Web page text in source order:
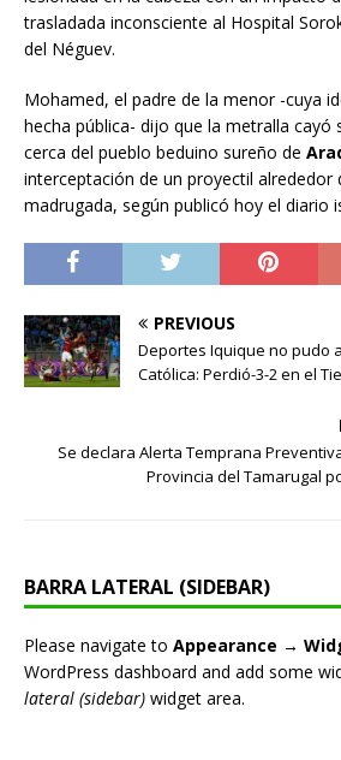
trasladada inconsciente al Hospital
del Néguev.
Mohamed, el padre de la menor -cuya
hecha pública- dijo que la metralla cayó
cerca del pueblo beduino sureño de
interceptación de un proyectil alrededor
madrugada, según publicó hoy el diario
PREVIOUS
Deportes Iquique no pudo
Católica: Perdió-3-2 en el
Se declara Alerta Temprana
Provincia del Tamarugal
BARRA LATERAL (SIDEBAR)
Please navigate to Appearance →
WordPress dashboard and add some
lateral (sidebar) widget area.